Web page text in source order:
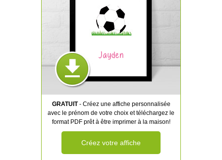
Jayden
GRATUIT- Créez une affiche personnalisée
avec le prénom de votre choix et téléchargez le
format PDF prêt à être imprimer à la maison!
Créez votre affiche